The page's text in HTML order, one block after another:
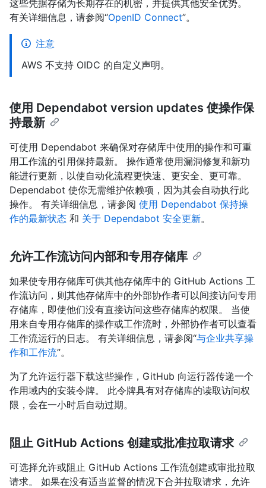
这些凭据存储为长期存在的机密，并提供其他安全优势。
有关详细信息，请参阅“OpenID Connect”。
注意
AWS 不支持 OIDC 的自定义声明。
使用 Dependabot version updates 使操作保
持最新
可使用 Dependabot 来确保对存储库中使用的操作和可重
用工作流的引用保持最新。 操作通常使用漏洞修复和新功
能进行更新，以使自动化流程更快速、更安全、更可靠。
Dependabot 使你无需维护依赖项，因为其会自动执行此
操作。 有关详细信息，请参阅 使用 Dependabot 保持操
作的最新状态 和 关于 Dependabot 安全更新。
允许工作流访问内部和专用存储库
如果使专用存储库可供其他存储库中的 GitHub Actions 工
作流访问，则其他存储库中的外部协作者可以间接访问专用
存储库，即使他们没有直接访问这些存储库的权限。 当使
用来自专用存储库的操作或工作流时，外部协作者可以查看
工作流运行的日志。 有关详细信息，请参阅“与企业共享操
作和工作流”。
为了允许运行器下载这些操作，GitHub 向运行器传递一个
作用域内的安装令牌。 此令牌具有对存储库的读取访问权
限，会在一小时后自动过期。
阻止 GitHub Actions 创建或批准拉取请求
可选择允许或阻止 GitHub Actions 工作流创建或审批拉取
请求。 如果在没有适当监督的情况下合并拉取请求，允许